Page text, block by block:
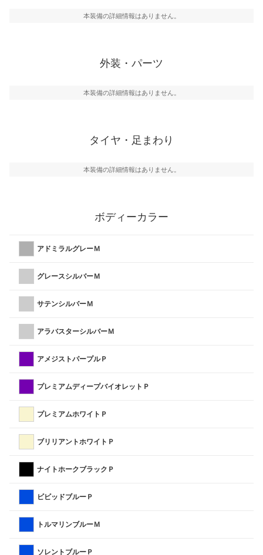
本装備の詳細情報はありません。
外装・パーツ
本装備の詳細情報はありません。
タイヤ・足まわり
本装備の詳細情報はありません。
ボディーカラー
アドミラルグレーＭ
グレースシルバーＭ
サテンシルバーＭ
アラバスターシルバーＭ
アメジストパープルＰ
プレミアムディープバイオレットＰ
プレミアムホワイトＰ
ブリリアントホワイトＰ
ナイトホークブラックＰ
ビビッドブルーＰ
トルマリンブルーＭ
ソレントブルーＰ